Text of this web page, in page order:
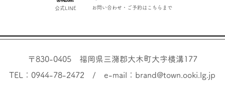
公式LINE ​お問い合わせ・ご予約はこちらまで
〒830-0405福岡県三潴郡大木町大字横溝177
TEL：0944-78-2472 / e-mail： brand@town.ooki.lg.jp